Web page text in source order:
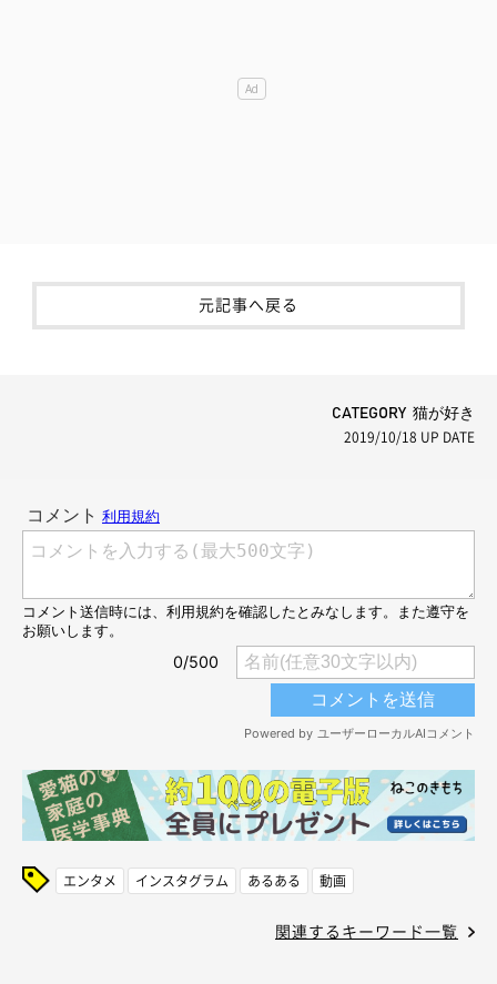
元記事へ戻る
CATEGORY 猫が好き
2019/10/18 UP DATE
エンタメ インスタグラム あるある 動画
関連するキーワード一覧